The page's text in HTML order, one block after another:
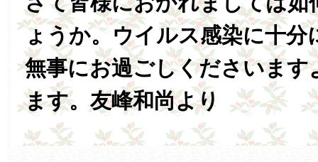
ょうか。ウイルス感染に十分
無事にお過ごしくださいます
ます。友峰和尚より